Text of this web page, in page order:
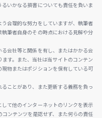
いかなる損害についても責任を負いま
合理的な努力をしていますが、執筆者
筆者自身のその時点における見解や分
会社等と関係を有し、またはかかる会
す。また、当社は当サイトのコンテン
物またはポジションを保有している可
ことがあり、また更新する義務を負っ
て他のインターネットのリンクを表示
ンテンツを是認せず、また何らの責任